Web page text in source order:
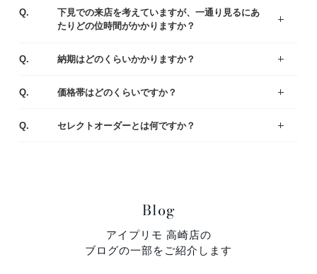
Q.
下見での来店を考えていますが、一通り見るにあ
たりどの位時間がかかりますか？
Q.
納期はどのくらいかかりますか？
Q.
価格帯はどのくらいですか？
Q.
セレクトオーダーとは何ですか？
Blog
アイプリモ 高崎店の
ブログの一部をご紹介します